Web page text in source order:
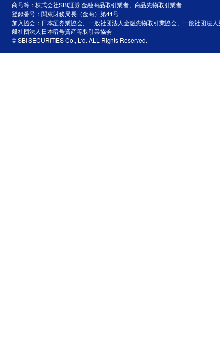
商号等：株式会社SBI証券 金融商品取引業者、商品先物取引業者
登録番号：関東財務局長（金商）第44号
加入協会：日本証券業協会、一般社団法人金融先物取引業協会、一般社団法
般社団法人日本暗号資産等取引業協会
© SBI SECURITIES Co., Ltd. ALL Rights Reserved.